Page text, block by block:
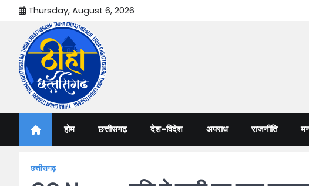
content
Thursday, August 6, 2026
Thiha Chhattisgarh
होम छत्तीसगढ़ देश-विदेश अपराध राजनीति
छत्तीसगढ़